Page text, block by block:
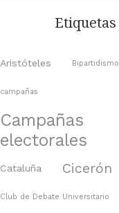
Etiquetas
Aristóteles Bipartidismo
campañas
Campañas
electorales
Cataluña Cicerón
Club de Debate Universitario